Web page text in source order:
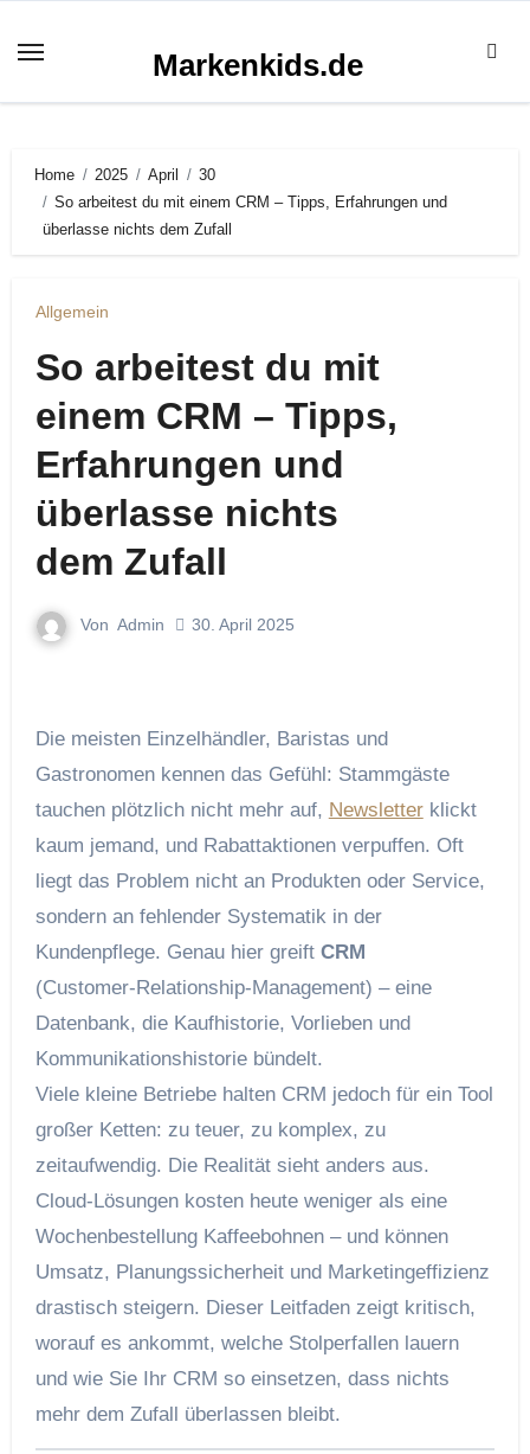
Inhalt
Markenkids.de
Home 2025 April
30
So arbeitest du mit einem CRM – Tipps, Erfahrungen und
überlasse nichts dem Zufall
Allgemein
So arbeitest du mit
einem CRM – Tipps,
Erfahrungen und
überlasse nichts
dem Zufall
Von Admin 30. April 2025
Die meisten Einzelhändler, Baristas und
Gastronomen kennen das Gefühl: Stammgäste
tauchen plötzlich nicht mehr auf, Newsletterklickt
kaum jemand, und Rabattaktionen verpuffen. Oft
liegt das Problem nicht an Produkten oder Service,
sondern an fehlender Systematik in der
Kundenpflege. Genau hier greift CRM
(Customer‑Relationship‑Management) – eine
Datenbank, die Kaufhistorie, Vorlieben und
Kommunikations­historie bündelt.
Viele kleine Betriebe halten CRM jedoch für ein Tool
großer Ketten: zu teuer, zu komplex, zu
zeitaufwendig. Die Realität sieht anders aus.
Cloud‑Lösungen kosten heute weniger als eine
Wochen­bestellung Kaffee­bohnen – und können
Umsatz, Planungssicherheit und Marketing­effizienz
drastisch steigern. Dieser Leitfaden zeigt kritisch,
worauf es ankommt, welche Stolperfallen lauern
und wie Sie Ihr CRM so einsetzen, dass nichts
mehr dem Zufall überlassen bleibt.